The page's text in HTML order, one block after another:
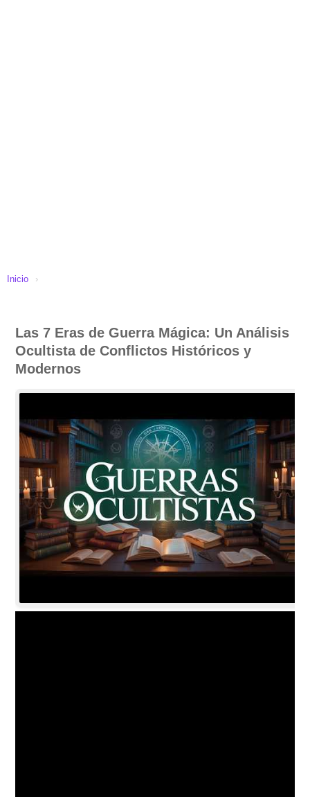
Inicio ›
Las 7 Eras de Guerra Mágica: Un Análisis
Ocultista de Conflictos Históricos y
Modernos